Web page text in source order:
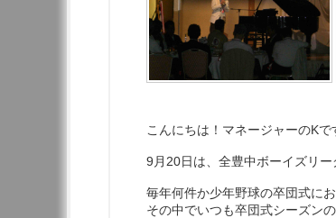
こんにちは！マネージャーのKで
9月20日は、全豊中ボーイズリー
毎年何件か少年野球の卒団式に
その中でいつも卒団式シーズン